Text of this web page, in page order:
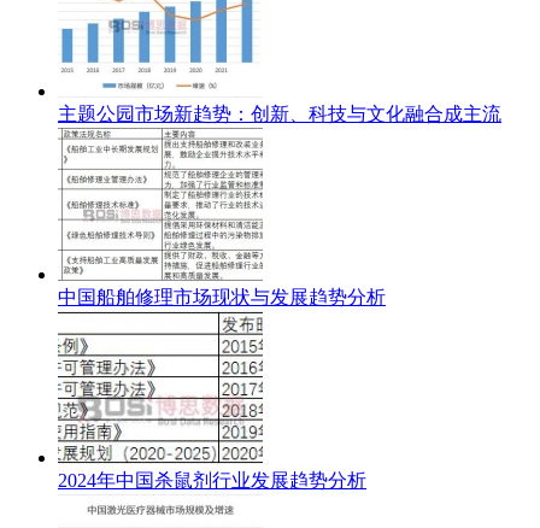
主题公园市场新趋势：创新、科技与文化融合成主流
中国船舶修理市场现状与发展趋势分析
2024年中国杀鼠剂行业发展趋势分析